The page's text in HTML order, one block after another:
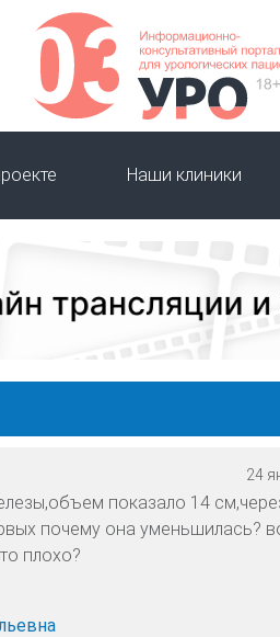
Наши клиники
24
показало 14
почему она уменьшилась?
плохо?